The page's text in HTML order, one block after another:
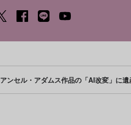
アンセル・アダムス作品の「AI改変」に